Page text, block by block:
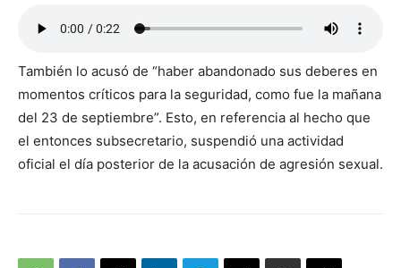
También lo acusó de “haber abandonado sus deberes en
momentos críticos para la seguridad, como fue la mañana
del 23 de septiembre”. Esto, en referencia al hecho que
el entonces subsecretario, suspendió una actividad
oficial el día posterior de la acusación de agresión sexual.